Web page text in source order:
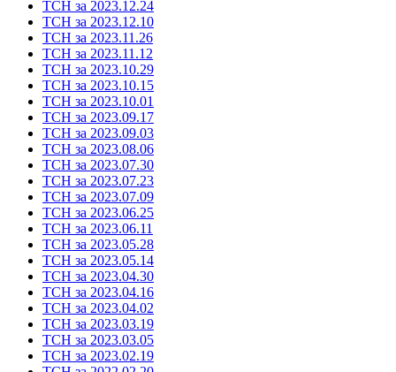
ТСН за 2023.12.24
ТСН за 2023.12.10
ТСН за 2023.11.26
ТСН за 2023.11.12
ТСН за 2023.10.29
ТСН за 2023.10.15
ТСН за 2023.10.01
ТСН за 2023.09.17
ТСН за 2023.09.03
ТСН за 2023.08.06
ТСН за 2023.07.30
ТСН за 2023.07.23
ТСН за 2023.07.09
ТСН за 2023.06.25
ТСН за 2023.06.11
ТСН за 2023.05.28
ТСН за 2023.05.14
ТСН за 2023.04.30
ТСН за 2023.04.16
ТСН за 2023.04.02
ТСН за 2023.03.19
ТСН за 2023.03.05
ТСН за 2023.02.19